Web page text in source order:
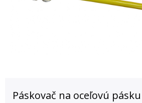
Páskovač na oceľovú pásku